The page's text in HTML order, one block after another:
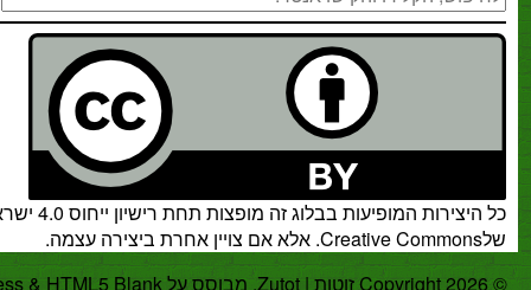
המופיעות בבלוג זה מופצות תחת
רישיון ייחוס 4.0 ישראל
.אלא אם צויין אחרת ביצירה עצמה.
WordPress &HTML5 Blank
.